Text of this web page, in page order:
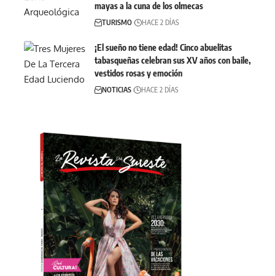
mayas a la cuna de los olmecas
TURISMO HACE 2 DÍAS
¡El sueño no tiene edad! Cinco abuelitas
tabasqueñas celebran sus XV años con baile,
vestidos rosas y emoción
NOTICIAS HACE 2 DÍAS